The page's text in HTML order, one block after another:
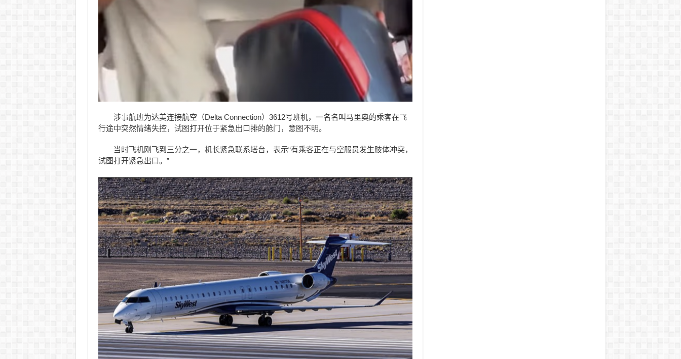
涉事航班为达美连接航空（Delta Connection）3612号班机，一名名叫马里奥的乘客在飞
行途中突然情绪失控，试图打开位于紧急出口排的舱门，意图不明。
当时飞机刚飞到三分之一，机长紧急联系塔台，表示“有乘客正在与空服员发生肢体冲突，
试图打开紧急出口。”